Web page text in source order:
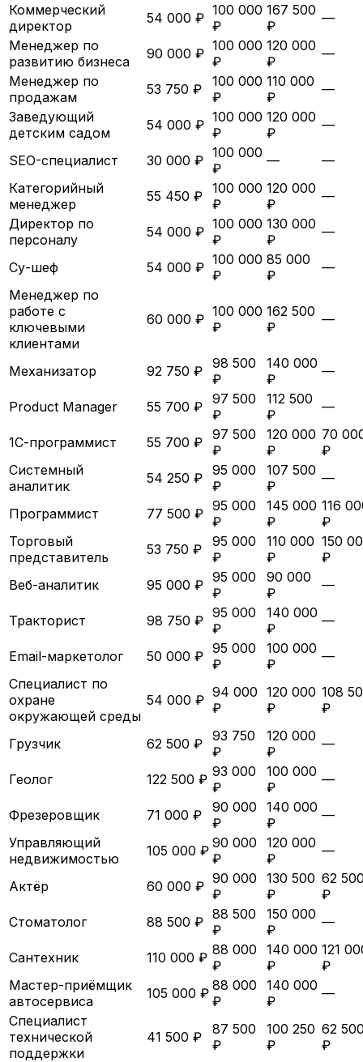
Коммерческий
директор
54 000 ₽ 100 000
₽
167 500
₽
—
Менеджер по
развитию бизнеса
90 000 ₽ 100 000
₽
120 000
₽
—
Менеджер по
продажам
53 750 ₽
100 000
₽
110 000
₽
—
Заведующий
детским садом
54 000 ₽ 100 000
₽
120 000
₽
—
SEO-специалист 30 000 ₽ 100 000
₽
—
—
Категорийный
менеджер
55 450 ₽ 100 000
₽
120 000
₽
—
Директор по
персоналу
54 000 ₽ 100 000
₽
130 000
₽
—
Су-шеф 54 000 ₽ 100 000
₽
85 000
₽
—
Менеджер по
работе с
ключевыми
клиентами
60 000 ₽ 100 000
₽
162 500
₽
—
Механизатор 92 750 ₽ 98 500
₽
140 000
₽
—
Product Manager 55 700 ₽ 97 500
₽
112 500
₽
—
1С-программист 55 700 ₽ 97 500
₽
120 000
₽
70
₽
Системный
аналитик
54 250 ₽ 95 000
₽
107 500
₽
—
Программист 77 500 ₽ 95 000
₽
145 000
₽
116
₽
Торговый
представитель
53 750 ₽
95 000
₽
110 000
₽
150
₽
Веб-аналитик
95 000 ₽ 95 000
₽
90 000
₽
—
Тракторист 98 750 ₽ 95 000
₽
140 000
₽
—
Email-маркетолог 50 000 ₽ 95 000
₽
100 000
₽
—
Специалист по
охране
окружающей среды
54 000 ₽ 94 000
₽
120 000
₽
108
₽
Грузчик 62 500 ₽ 93 750
₽
120 000
₽
—
Геолог 122 500 ₽ 93 000
₽
100 000
₽
—
Фрезеровщик 71 000 ₽
90 000
₽
140 000
₽
—
Управляющий
недвижимостью
105 000 ₽ 90 000
₽
120 000
₽
—
Актёр 60 000 ₽ 90 000
₽
130 500
₽
62
₽
Стоматолог
88 500 ₽ 88 500
₽
150 000
₽
—
Сантехник 110 000 ₽ 88 000
₽
140 000
₽
121
₽
Мастер-приёмщик
автосервиса
105 000 ₽ 88 000
₽
140 000
₽
—
Специалист
технической
поддержки
41 500 ₽
87 500
₽
100 250
₽
62
₽